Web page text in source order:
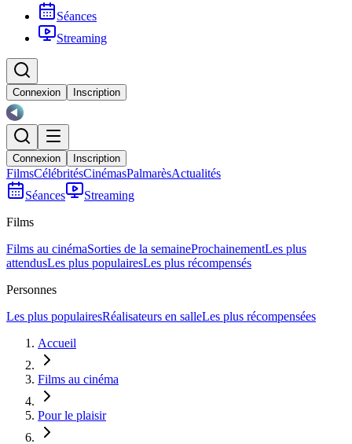
Séances
Streaming
Connexion Inscription
Connexion Inscription
FilmsCélébritésCinémasPalmarèsActualités
Séances
Streaming
Films
Films au cinémaSorties de la semaineProchainementLes plus
attendusLes plus populairesLes plus récompensés
Personnes
Les plus populairesRéalisateurs en salleLes plus récompensées
Accueil
Films au cinéma
Pour le plaisir